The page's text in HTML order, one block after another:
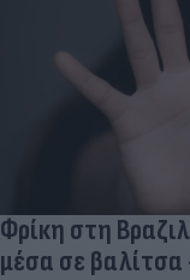
Φρίκη στη
μέσα σε βαλίτσα